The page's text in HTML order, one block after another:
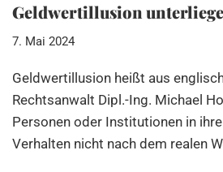
Geldwertillusion
7. Mai 2024
Geldwertillusion heißt aus
Rechtsanwalt Dipl.-Ing. Michael
Personen oder Institutionen in
Verhalten nicht nach dem realen